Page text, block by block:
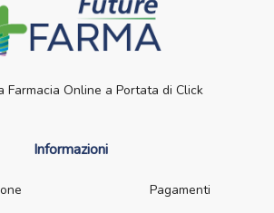
Farmacia Online a Portata di Click
Informazioni
Pagamenti